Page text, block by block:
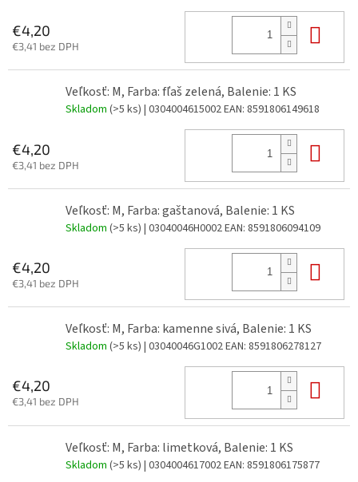
€4,20
€3,41 bez DPH
Veľkosť: M, Farba: fľaš zelená, Balenie: 1 KS
Skladom (>5 ks) | 0304004615002EAN: 8591806149618
€4,20
€3,41 bez DPH
Veľkosť: M, Farba: gaštanová, Balenie: 1 KS
Skladom (>5 ks) | 03040046H0002EAN: 8591806094109
€4,20
€3,41 bez DPH
Veľkosť: M, Farba: kamenne sivá, Balenie: 1 KS
Skladom (>5 ks) | 03040046G1002EAN: 8591806278127
€4,20
€3,41 bez DPH
Veľkosť: M, Farba: limetková, Balenie: 1 KS
Skladom (>5 ks) | 0304004617002EAN: 8591806175877